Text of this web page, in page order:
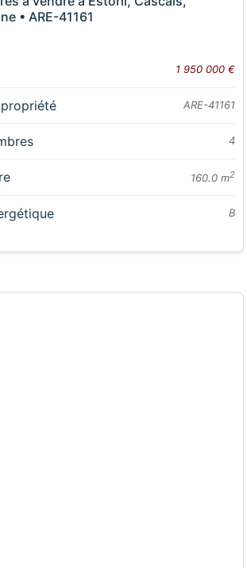
• ARE-41161
1 950 000 €
ARE-41161
4
160.0 m2
B